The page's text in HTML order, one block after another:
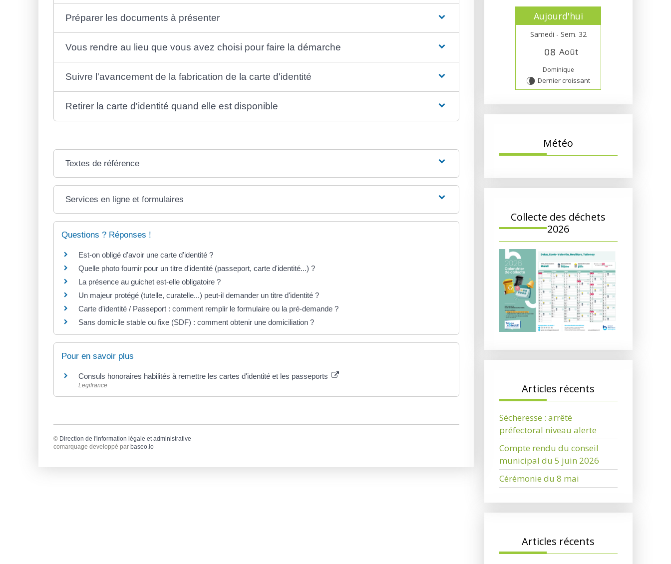
Préparer les documents à présenter
Vous rendre au lieu que vous avez choisi pour faire la démarche
Suivre l'avancement de la fabrication de la carte d'identité
Retirer la carte d'identité quand elle est disponible
Textes de référence
Services en ligne et formulaires
Questions ? Réponses !
Est-on obligé d'avoir une carte d'identité ?
Quelle photo fournir pour un titre d'identité (passeport, carte d'identité...) ?
La présence au guichet est-elle obligatoire ?
Un majeur protégé (tutelle, curatelle...) peut-il demander un titre d'identité ?
Carte d'identité / Passeport : comment remplir le formulaire ou la pré-demande ?
Sans domicile stable ou fixe (SDF) : comment obtenir une domiciliation ?
Pour en savoir plus
Consuls honoraires habilités à remettre les cartes d'identité et les passeports
Legifrance
© Direction de l'information légale et administrative
comarquage developpé par baseo.io
Aujourd'hui
Samedi - Sem. 32
08 Août
Dominique
V Dernier croissant
Météo
Collecte des déchets
2026
Articles récents
Sécheresse : arrêté
préfectoral niveau alerte
Compte rendu du conseil
municipal du 5 juin 2026
Cérémonie du 8 mai
Articles récents